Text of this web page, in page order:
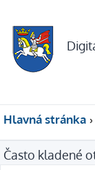
Hlavná stránka
Často kladené